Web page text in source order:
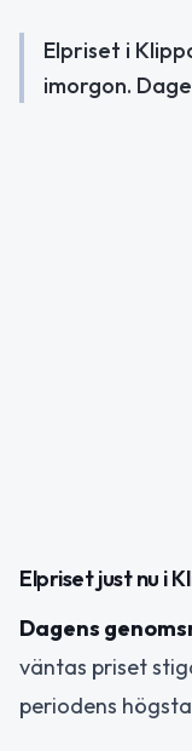
Elpriset i
imorgon.
Elpriset just nu i
Dagens
väntas priset
periodens